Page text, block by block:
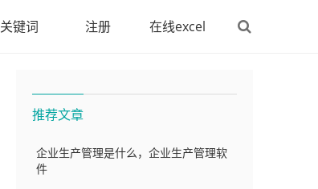
关键词 注册 在线excel
推荐文章
企业生产管理是什么，企业生产管理软
件